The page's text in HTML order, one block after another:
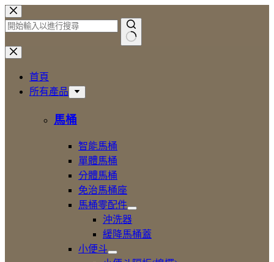
跳
至
要
找
首頁
所有產品
馬桶
智能馬桶
單體馬桶
分體馬桶
免治馬桶座
馬桶零配件
開
馬
沖洗器
緩降馬桶蓋
小便斗
展